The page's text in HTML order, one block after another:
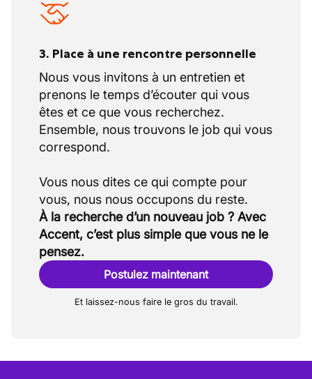
3. Place à une rencontre personnelle
Nous vous invitons à un entretien et
prenons le temps d’écouter qui vous
êtes et ce que vous recherchez.
Ensemble, nous trouvons le job qui vous
correspond.
Vous nous dites ce qui compte pour
À la recherche d’un nouveau job ? Avec
Accent, c’est plus simple que vous ne le
pensez.
Postulez maintenant
Et laissez-nous faire le gros du travail.